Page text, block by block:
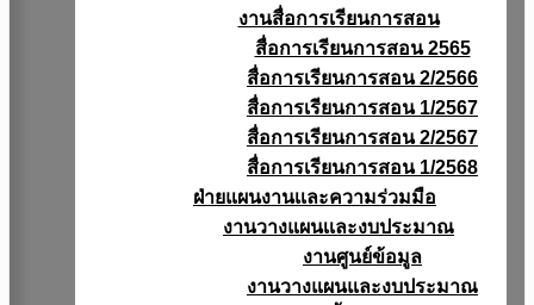
งานสื่อการเรียนการสอน
สื่อการเรียนการสอน 2565
สื่อการเรียนการสอน 2/2566
สื่อการเรียนการสอน 1/2567
สื่อการเรียนการสอน 2/2567
สื่อการเรียนการสอน 1/2568
ฝ่ายแผนงานเเละความร่วมมือ
งานวางแผนเเละงบประมาณ
งานศูนย์ข้อมูล
งานวางแผนและงบประมาณ